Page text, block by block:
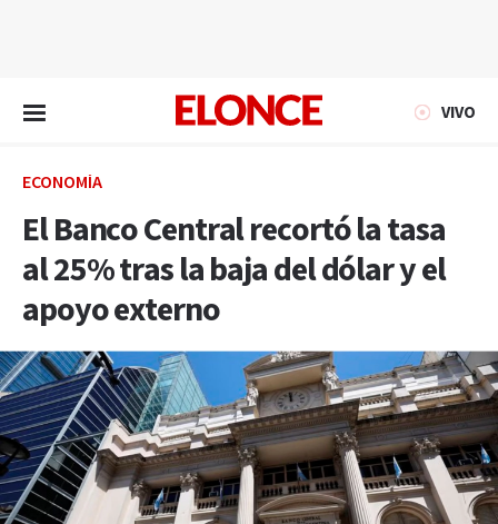
VIVO
ECONOMÍA
El Banco Central recortó la tasa
al 25% tras la baja del dólar y el
apoyo externo